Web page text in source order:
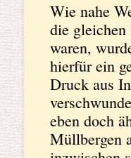
Wie nahe
die gleichen
waren,
hierfür ein
Druck aus
eben doch
Müllbergen